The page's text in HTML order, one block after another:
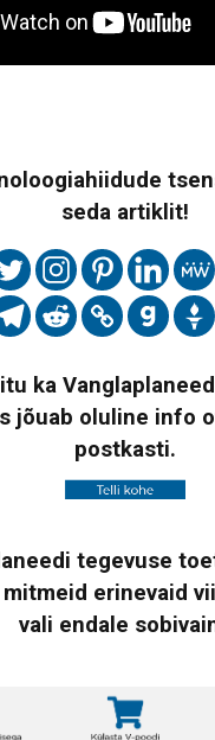
seda artiklit!
ka
jõuab oluline info
postkasti.
tegevuse
mitmeid erinevaid
vali endale